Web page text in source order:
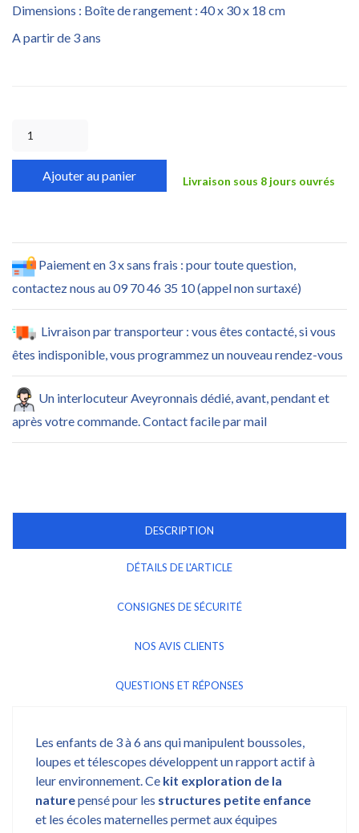
Dimensions : Boîte de rangement : 40 x 30 x 18 cm
A partir de 3 ans
Ajouter au panier Livraison sous 8 jours ouvrés
Paiement en 3 x sans frais : pour toute question,
contactez nous au 09 70 46 35 10 (appel non surtaxé)
Livraison par transporteur : vous êtes contacté, si vous
êtes indisponible, vous programmez un nouveau rendez-vous
Un interlocuteur Aveyronnais dédié, avant, pendant et
après votre commande. Contact facile par mail
DESCRIPTION
DÉTAILS DE L'ARTICLE
CONSIGNES DE SÉCURITÉ
NOS AVIS CLIENTS
QUESTIONS ET RÉPONSES
Les enfants de 3 à 6 ans qui manipulent boussoles,
loupes et télescopes développent un rapport actif à
leur environnement. Ce kit exploration de la
naturepensé pour les structures petite enfance
et les écoles maternelles permet aux équipes